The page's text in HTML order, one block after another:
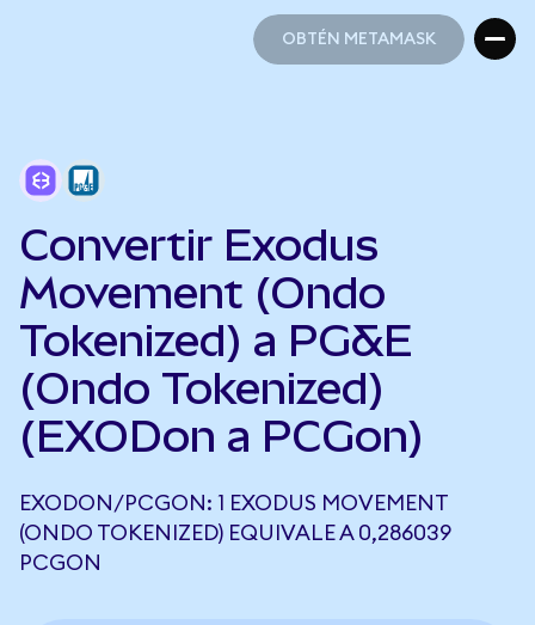
OBTÉN METAMASK
Convertir Exodus
Movement (Ondo
Tokenized) a PG&E
(Ondo Tokenized)
(EXODon a PCGon)
EXODON/PCGON: 1 EXODUS MOVEMENT
(ONDO TOKENIZED) EQUIVALE A 0,286039
PCGON